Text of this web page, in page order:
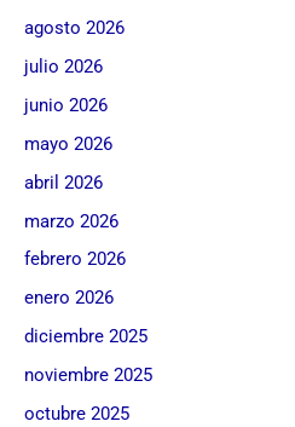
agosto 2026
julio 2026
junio 2026
mayo 2026
abril 2026
marzo 2026
febrero 2026
enero 2026
diciembre 2025
noviembre 2025
octubre 2025